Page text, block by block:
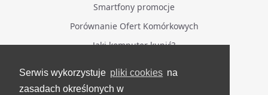
Serwis wykorzystuje pliki cookies na
zasadach określonych w
Smartfony promocje
Porównanie Ofert Komórkowych
Jaki komputer kupić?
BĄDŹ NA BIEŻĄCO